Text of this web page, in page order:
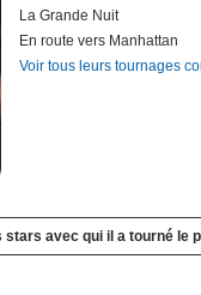
La Grande Nuit
En route vers Manhattan
Voir tous leurs tournages
stars avec qui il a tourné le